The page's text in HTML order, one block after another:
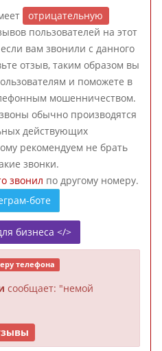
отрицательную
пользователей на этот
вам звонили с данного
отзыв, таким образом вы
и поможете в
мошенничеством.
обычно производятся
действующих
рекомендуем не брать
звонки.
звонил по другому номеру.
боте
бизнеса </>
телефона
сообщает: "немой